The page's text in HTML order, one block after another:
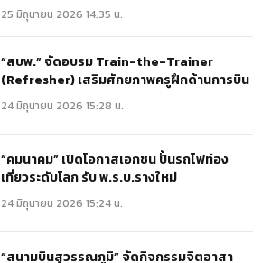
25 มิถุนายน 2026 14:35 น.
“สบพ.” จัดอบรม Train-the-Trainer
(Refresher) เสริมศักยภาพครูฝึกด้านการบิน
24 มิถุนายน 2026 15:28 น.
“คมนาคม” เปิดโอกาสเอกชน ปั้นรถไฟท่อง
เที่ยวระดับโลก รับ พ.ร.บ.รางใหม่
24 มิถุนายน 2026 15:24 น.
“สนามบินสุวรรณภูมิ” จัดกิจกรรมจิตอาสา